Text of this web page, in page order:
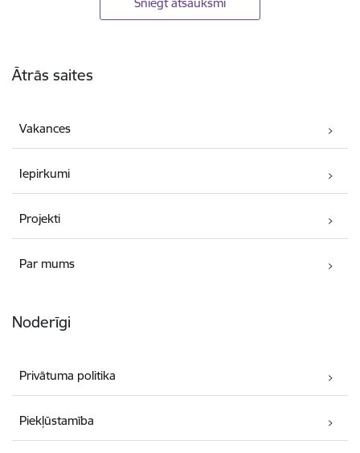
Ātrās saites
Vakances
Iepirkumi
Projekti
Par mums
Noderīgi
Privātuma politika
Piekļūstamība